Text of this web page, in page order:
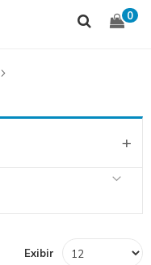
0
Exibir